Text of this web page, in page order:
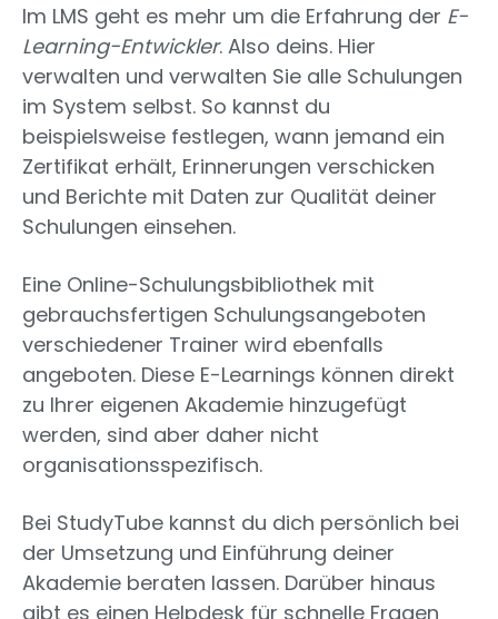
Im LMS geht es mehr um die Erfahrung der E-
Learning-Entwickler. Also deins. Hier
verwalten und verwalten Sie alle Schulungen
im System selbst. So kannst du
beispielsweise festlegen, wann jemand ein
Zertifikat erhält, Erinnerungen verschicken
und Berichte mit Daten zur Qualität deiner
Schulungen einsehen.
Eine Online-Schulungsbibliothek mit
gebrauchsfertigen Schulungsangeboten
verschiedener Trainer wird ebenfalls
angeboten. Diese E-Learnings können direkt
zu Ihrer eigenen Akademie hinzugefügt
werden, sind aber daher nicht
organisationsspezifisch.
Bei StudyTube kannst du dich persönlich bei
der Umsetzung und Einführung deiner
Akademie beraten lassen. Darüber hinaus
gibt es einen Helpdesk für schnelle Fragen